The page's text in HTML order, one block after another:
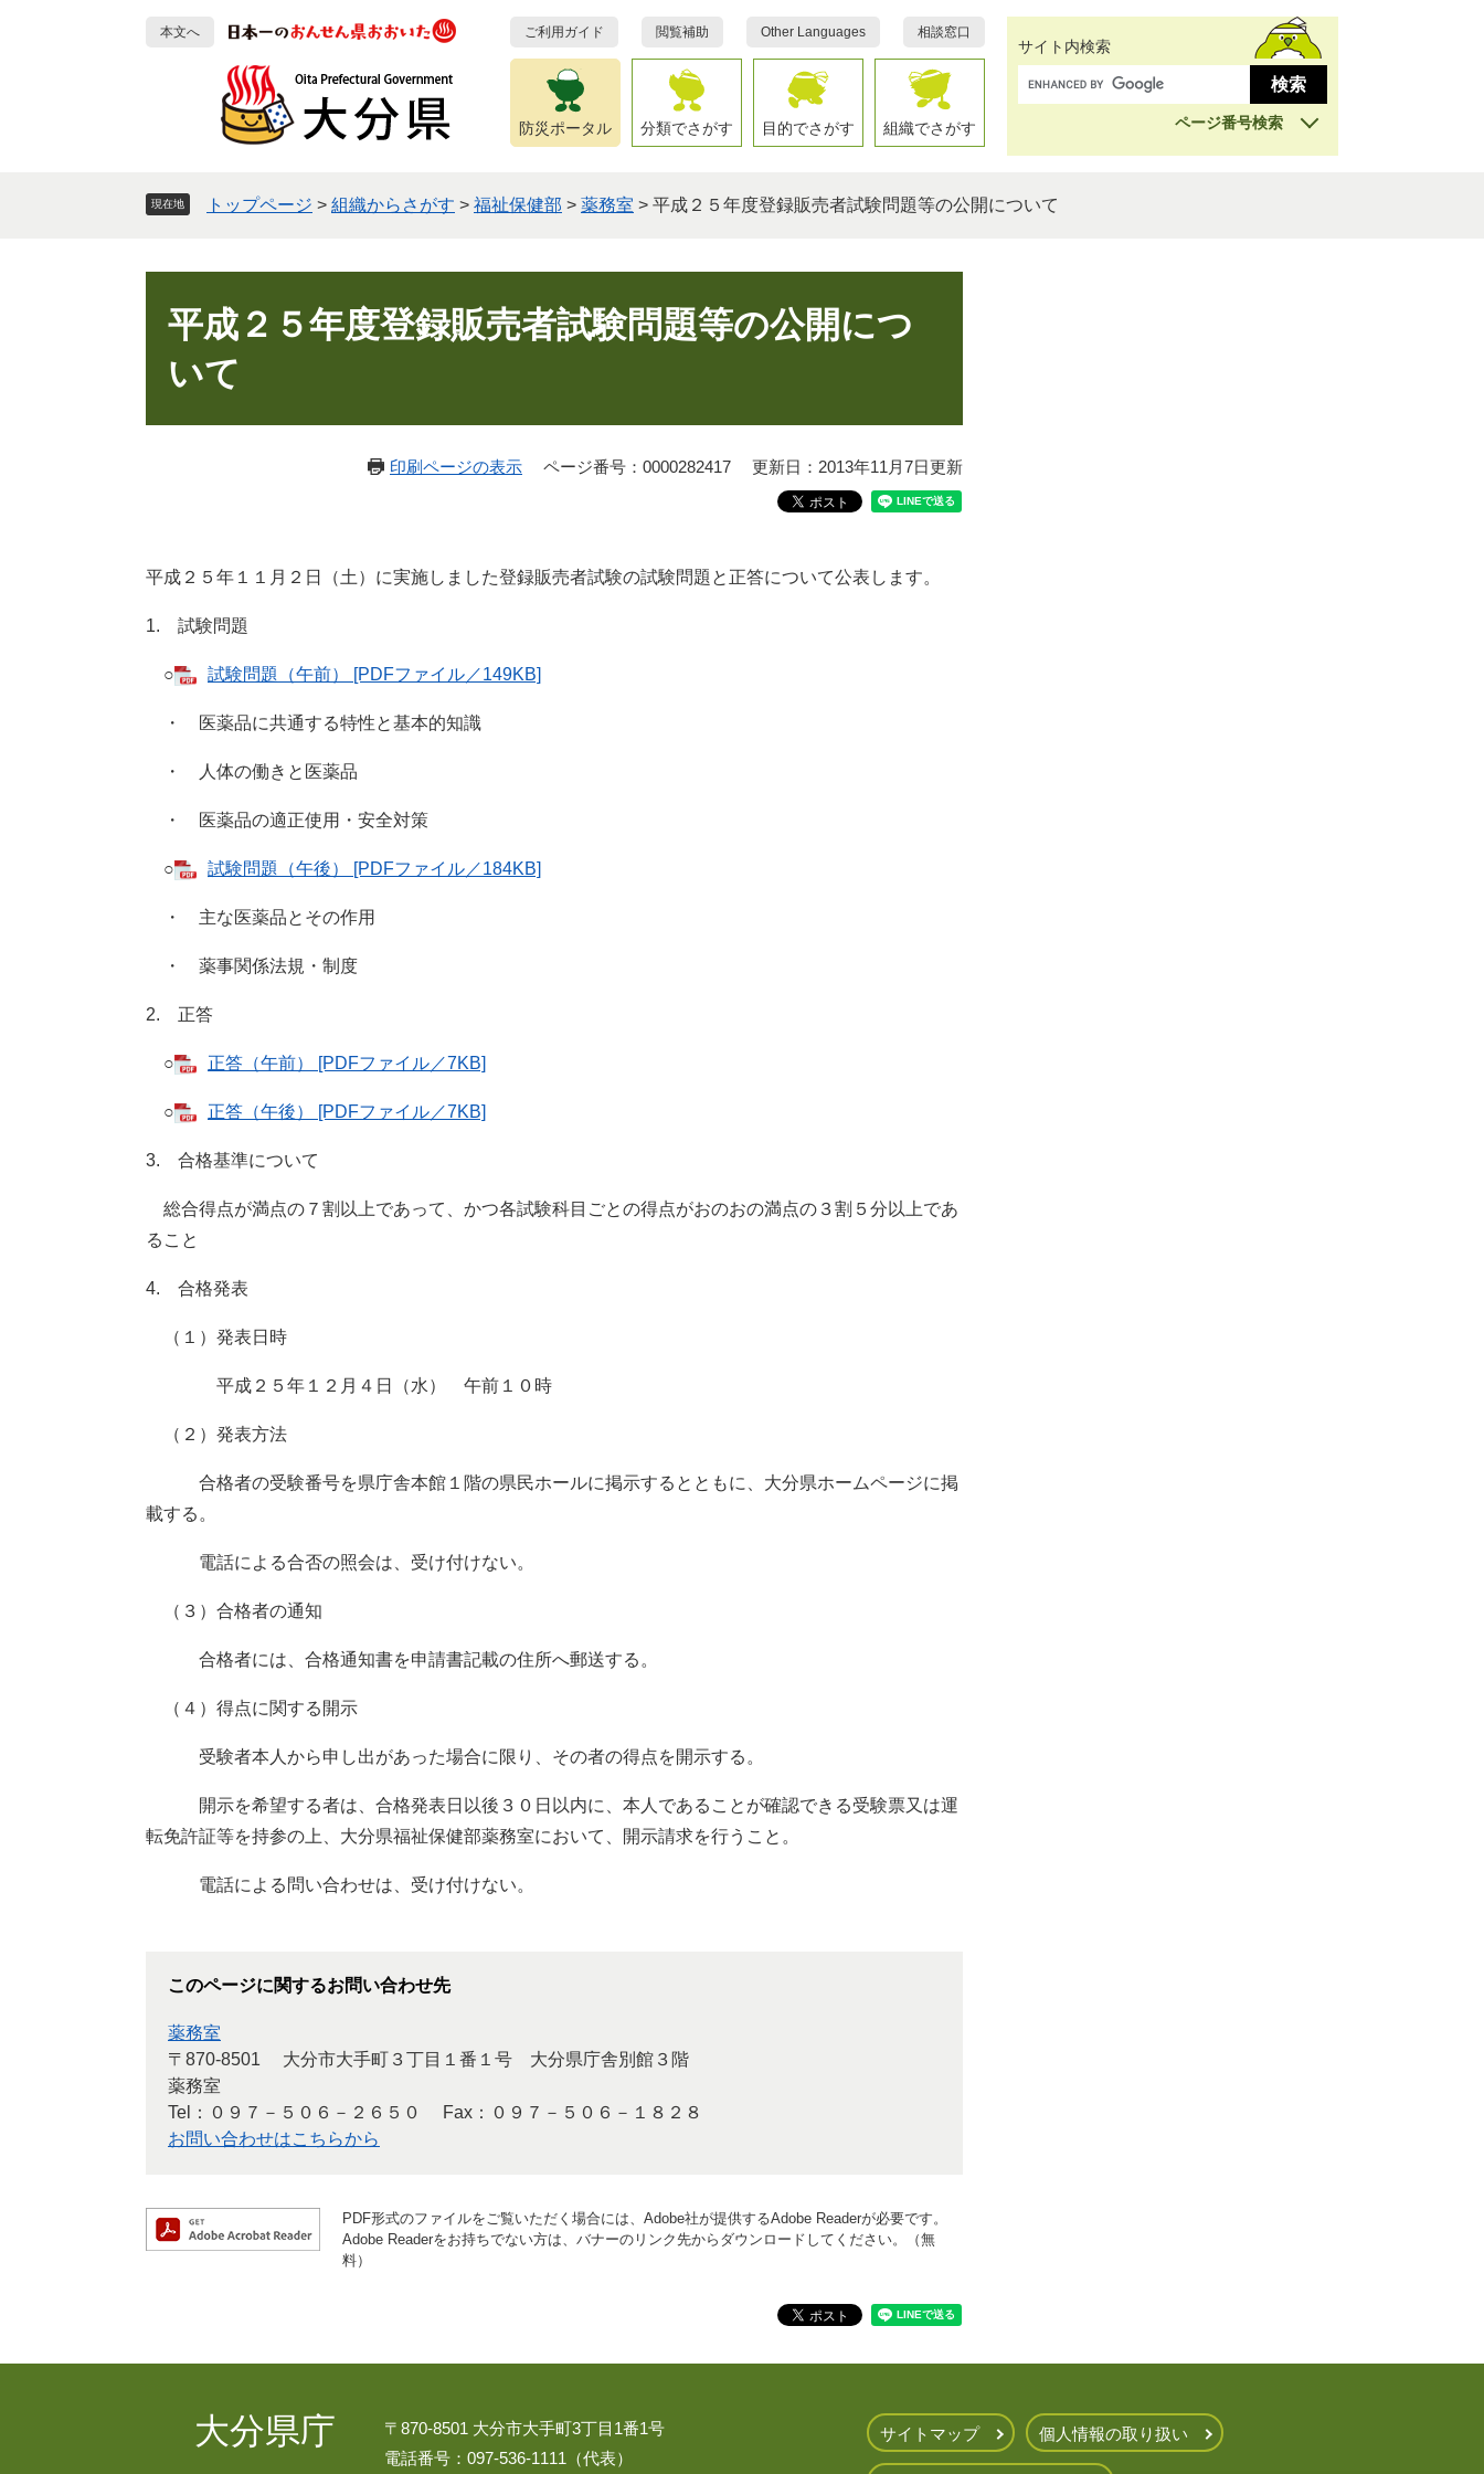
本文へ ご利用ガイド 閲覧補助 Other Languages 相談窓口
防災ポータル 分類でさがす 目的でさがす 組織でさがす
サイト内検索
ページ番号検索
現在地 トップページ > 組織からさがす > 福祉保健部 > 薬務室 > 平成２５年度登録販売者試験問題等の公開について
平成２５年度登録販売者試験問題等の公開につ
いて
印刷ページの表示 ページ番号：0000282417 更新日：2013年11月7日更新
平成２５年１１月２日（土）に実施しました登録販売者試験の試験問題と正答について公表します。
1. 試験問題
○ 試験問題（午前） [PDFファイル／149KB]
・ 医薬品に共通する特性と基本的知識
・ 人体の働きと医薬品
・ 医薬品の適正使用・安全対策
○ 試験問題（午後） [PDFファイル／184KB]
・ 主な医薬品とその作用
・ 薬事関係法規・制度
2. 正答
○ 正答（午前） [PDFファイル／7KB]
○ 正答（午後） [PDFファイル／7KB]
3. 合格基準について
総合得点が満点の７割以上であって、かつ各試験科目ごとの得点がおのおの満点の３割５分以上であ
ること
4. 合格発表
（１）発表日時
平成２５年１２月４日（水） 午前１０時
（２）発表方法
合格者の受験番号を県庁舎本館１階の県民ホールに掲示するとともに、大分県ホームページに掲
載する。
電話による合否の照会は、受け付けない。
（３）合格者の通知
合格者には、合格通知書を申請書記載の住所へ郵送する。
（４）得点に関する開示
受験者本人から申し出があった場合に限り、その者の得点を開示する。
開示を希望する者は、合格発表日以後３０日以内に、本人であることが確認できる受験票又は運
転免許証等を持参の上、大分県福祉保健部薬務室において、開示請求を行うこと。
電話による問い合わせは、受け付けない。
このページに関するお問い合わせ先
薬務室
〒870-8501
大分市大手町３丁目１番１号 大分県庁舎別館３階
薬務室
Tel：０９７－５０６－２６５０
Fax：０９７－５０６－１８２８
お問い合わせはこちらから
PDF形式のファイルをご覧いただく場合には、Adobe社が提供するAdobe Readerが必要です。
Adobe Readerをお持ちでない方は、バナーのリンク先からダウンロードしてください。（無
料）
大分県庁
〒870-8501 大分市大手町3丁目1番1号
電話番号：097-536-1111（代表）
サイトマップ 個人情報の取り扱い